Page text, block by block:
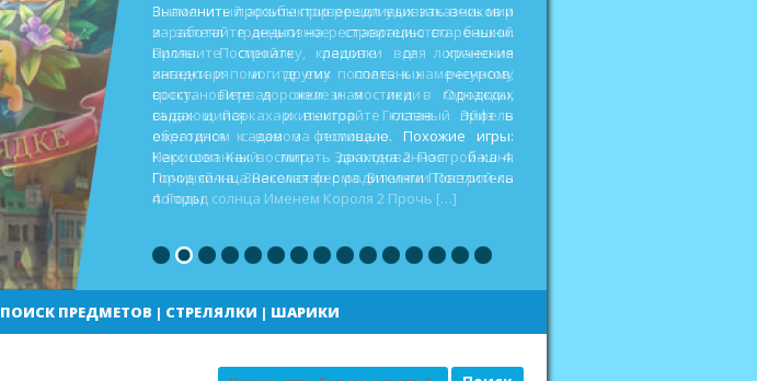
Выполните просьбы привередливых заказчиков и
заработайте деньги на реставрацию старенькой
виллы. Постройте кладовки для хранения
инвентаря и других полезных ресурсов,
восстановите дорожки и мостики в городских
садах и парках и выиграйте главный приз в
ежегодном садовом фестивале. Похожие игры:
Кекс шоп Как воспитать дракона 2 Построй-ка 4.
Город солнца Веселая ферма. Викинги Повелитель
погоды
ПОИСК ПРЕДМЕТОВ | СТРЕЛЯЛКИ | ШАРИКИ